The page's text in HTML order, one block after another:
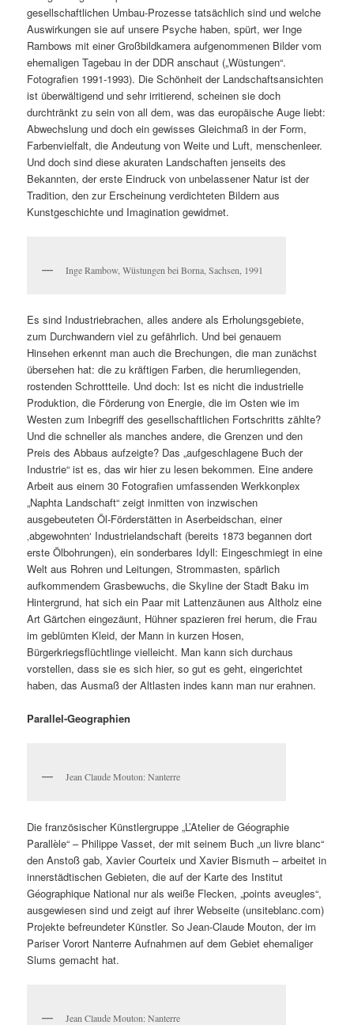
gesellschaftlichen Umbau-Prozesse tatsächlich sind und welche
Auswirkungen sie auf unsere Psyche haben, spürt, wer Inge
Rambows mit einer Großbildkamera aufgenommenen Bilder vom
ehemaligen Tagebau in der DDR anschaut („Wüstungen“.
Fotografien 1991-1993). Die Schönheit der Landschaftsansichten
ist überwältigend und sehr irritierend, scheinen sie doch
durchtränkt zu sein von all dem, was das europäische Auge liebt:
Abwechslung und doch ein gewisses Gleichmaß in der Form,
Farbenvielfalt, die Andeutung von Weite und Luft, menschenleer.
Und doch sind diese akuraten Landschaften jenseits des
Bekannten, der erste Eindruck von unbelassener Natur ist der
Tradition, den zur Erscheinung verdichteten Bildern aus
Kunstgeschichte und Imagination gewidmet.
Inge Rambow, Wüstungen bei Borna, Sachsen, 1991
Es sind Industriebrachen, alles andere als Erholungsgebiete,
zum Durchwandern viel zu gefährlich. Und bei genauem
Hinsehen erkennt man auch die Brechungen, die man zunächst
übersehen hat: die zu kräftigen Farben, die herumliegenden,
rostenden Schrottteile. Und doch: Ist es nicht die industrielle
Produktion, die Förderung von Energie, die im Osten wie im
Westen zum Inbegriff des gesellschaftlichen Fortschritts zählte?
Und die schneller als manches andere, die Grenzen und den
Preis des Abbaus aufzeigte? Das „aufgeschlagene Buch der
Industrie“ ist es, das wir hier zu lesen bekommen. Eine andere
Arbeit aus einem 30 Fotografien umfassenden Werkkonplex
„Naphta Landschaft“ zeigt inmitten von inzwischen
ausgebeuteten Öl-Förderstätten in Aserbeidschan, einer
‚abgewohnten‘ Industrielandschaft (bereits 1873 begannen dort
erste Ölbohrungen), ein sonderbares Idyll: Eingeschmiegt in eine
Welt aus Rohren und Leitungen, Strommasten, spärlich
aufkommendem Grasbewuchs, die Skyline der Stadt Baku im
Hintergrund, hat sich ein Paar mit Lattenzäunen aus Altholz eine
Art Gärtchen eingezäunt, Hühner spazieren frei herum, die Frau
im geblümten Kleid, der Mann in kurzen Hosen,
Bürgerkriegsflüchtlinge vielleicht. Man kann sich durchaus
vorstellen, dass sie es sich hier, so gut es geht, eingerichtet
haben, das Ausmaß der Altlasten indes kann man nur erahnen.
Parallel-Geographien
Jean Claude Mouton: Nanterre
Die französischer Künstlergruppe „L’Atelier de Géographie
Parallèle“ – Philippe Vasset, der mit seinem Buch „un livre blanc“
den Anstoß gab, Xavier Courteix und Xavier Bismuth – arbeitet in
innerstädtischen Gebieten, die auf der Karte des Institut
Géographique National nur als weiße Flecken, „points aveugles“,
ausgewiesen sind und zeigt auf ihrer Webseite (unsiteblanc.com)
Projekte befreundeter Künstler. So Jean-Claude Mouton, der im
Pariser Vorort Nanterre Aufnahmen auf dem Gebiet ehemaliger
Slums gemacht hat.
Jean Claude Mouton: Nanterre